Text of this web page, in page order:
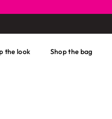
the look Shop the bag